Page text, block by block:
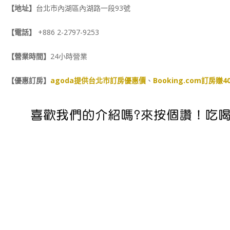
【地址】 台北市內湖區內湖路一段93號
【電話】 +886 2-2797-9253
【營業時間】 24小時營業
【優惠訂房】 agoda提供台北市訂房優惠價 、 Booking.com訂房賺